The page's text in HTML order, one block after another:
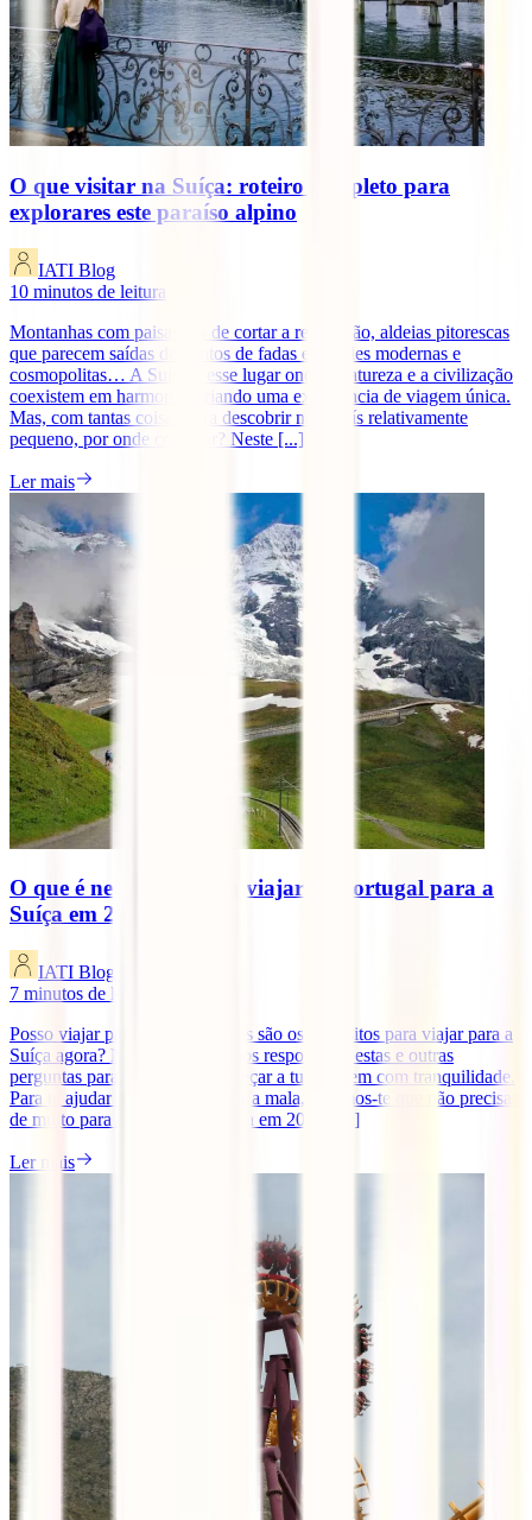
O que visitar na Suíça: roteiro completo para
explorares este paraíso alpino
IATI Blog
10 minutos de leitura
Montanhas com paisagens de cortar a respiração, aldeias pitorescas
que parecem saídas de contos de fadas e cidades modernas e
cosmopolitas… A Suíça é esse lugar onde a natureza e a civilização
coexistem em harmonia, criando uma experiência de viagem única.
Mas, com tantas coisas para descobrir num país relativamente
pequeno, por onde começar? Neste [...]
Ler mais
O que é necessário para viajar de Portugal para a
Suíça em 2025?
IATI Blog
7 minutos de leitura
Posso viajar para a Suíça? Quais são os requisitos para viajar para a
Suíça agora? Neste artigo, vamos responder a estas e outras
perguntas para que possas começar a tua viagem com tranquilidade.
Para te ajudar a começar a fazer a mala, dizemos-te que não precisas
de muito para viajar para a Suíça em 2025. [...]
Ler mais